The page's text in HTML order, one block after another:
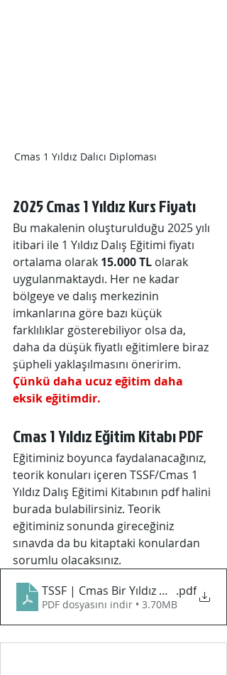
Cmas 1 Yıldız Dalıcı Diploması
2025 Cmas 1 Yıldız Kurs Fiyatı
Bu makalenin oluşturulduğu 2025 yılı
itibari ile 1 Yıldız Dalış Eğitimi fiyatı
ortalama olarak 15.000 TL olarak
uygulanmaktaydı. Her ne kadar
bölgeye ve dalış merkezinin
imkanlarına göre bazı küçük
farklılıklar gösterebiliyor olsa da,
daha da düşük fiyatlı eğitimlere biraz
şüpheli yaklaşılmasını öneririm.
Çünkü daha ucuz eğitim daha
eksik eğitimdir.
Cmas 1 Yıldız Eğitim Kitabı PDF
Eğitiminiz boyunca faydalanacağınız,
teorik konuları içeren TSSF/Cmas 1
Yıldız Dalış Eğitimi Kitabının pdf halini
burada bulabilirsiniz. Teorik
eğitiminiz sonunda gireceğiniz
sınavda da bu kitaptaki konulardan
sorumlu olacaksınız.
TSSF | Cmas Bir Yıldız Dalıcı Eğitim
.pdf
PDF dosyasını indir • 3.70MB